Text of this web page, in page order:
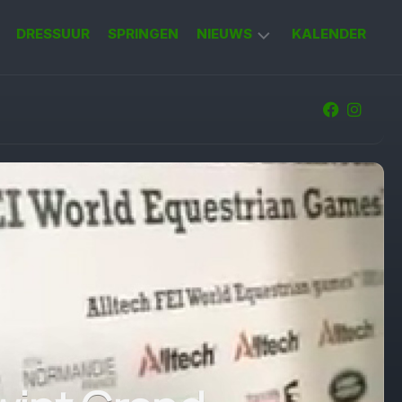
DRESSUUR SPRINGEN NIEUWS KALENDER